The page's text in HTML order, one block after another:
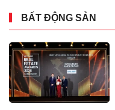
BẤT ĐỘNG SẢN